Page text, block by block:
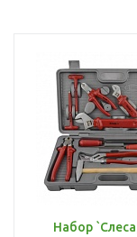
Набор